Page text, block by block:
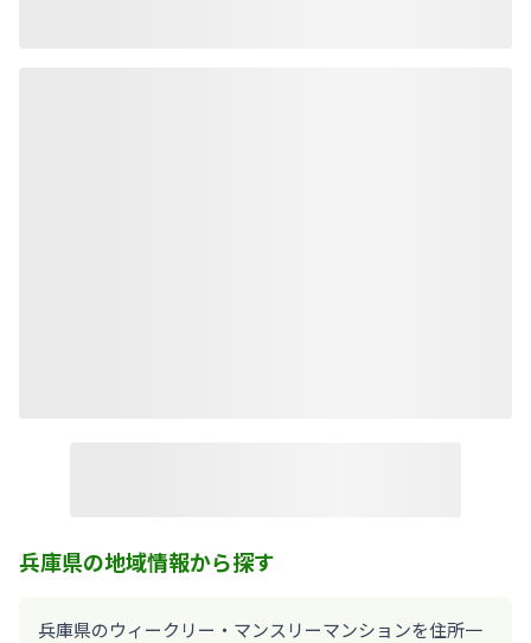
兵庫県の地域情報から探す
兵庫県のウィークリー・マンスリーマンションを住所一